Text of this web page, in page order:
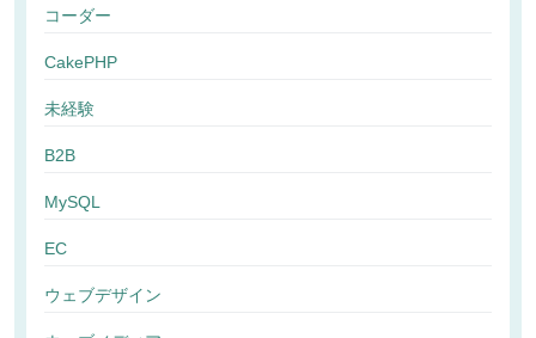
コーダー
CakePHP
未経験
B2B
MySQL
EC
ウェブデザイン